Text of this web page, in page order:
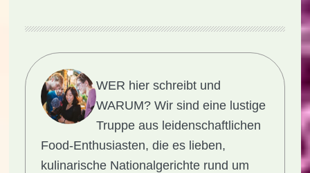
WER hier schreibt und
WARUM? Wir sind eine lustige
Truppe aus leidenschaftlichen
Food-Enthusiasten, die es lieben,
kulinarische Nationalgerichte rund um